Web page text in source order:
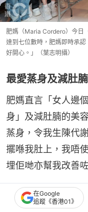
肥媽（Maria Cordero）今日
達到七位數時，肥媽即時承
好開心。」（葉志明攝）
最愛蒸身及減肚
肥媽直言「女人邊
身」及減肚腩的美
蒸身，令我生陳代
擺喺我肚上，我唔
埋佢哋亦幫我改善
在Google
追蹤《香港01》